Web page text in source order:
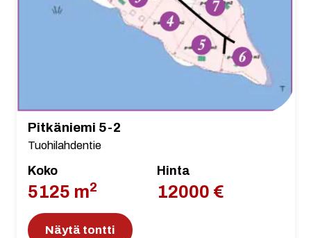
Pitkäniemi 5-2
Tuohilahdentie
Koko
5125 m2
Hinta
12000 €
Näytä tontti